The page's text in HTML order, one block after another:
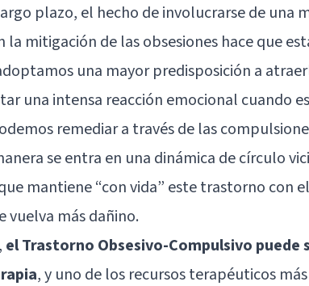
plazo, el hecho de involucrarse de una
la mitigación de las obsesiones hace que
una mayor predisposición a
una intensa reacción emocional cuando
remediar a través de las
se entra en una dinámica de círculo
mantiene “con vida” este trastorno con
vuelva más dañino.
el Trastorno Obsesivo-Compulsivo
, y uno de los recursos terapéuticos